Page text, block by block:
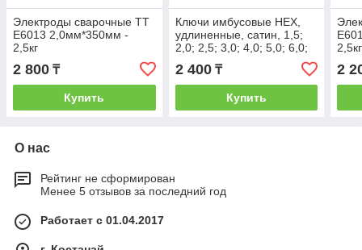
Электроды сварочные ТТ
E6013 2,0мм*350мм -
2,5кг
2 800 ₸
Купить
Ключи имбусовые HEX,
удлиненные, сатин, 1,5;
2,0; 2,5; 3,0; 4,0; 5,0; 6,0;
8,0; 10мм., 43-2-109
2 400₸
Купить
2,5кг
2
О нас
Рейтинг не сформирован
Менее 5 отзывов за последний год
Работает с 01.04.2017